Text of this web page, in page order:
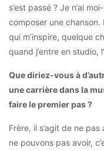
s’est passé ? Je n’ai
composer une
qui m’inspire, quelque
quand j’entre en studio,
Que diriez-vous à
une carrière dans la
faire le premier pas ?
Frère, il s’agit de ne
ne pouvons pas avoir,